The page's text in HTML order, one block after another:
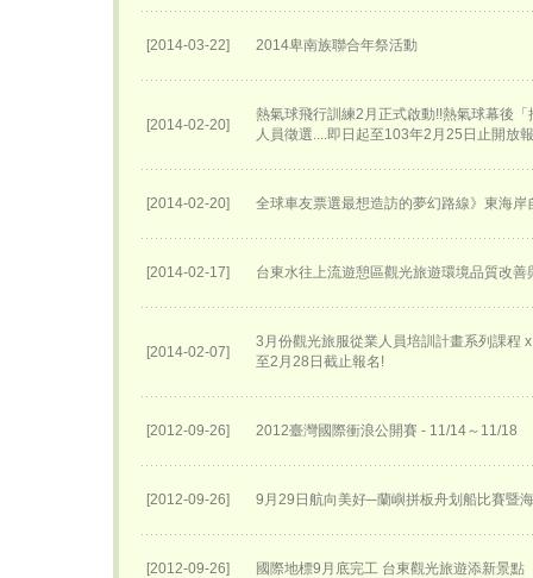
[2014-03-22] 2014卑南族聯合年祭活動
[2014-02-20]
熱氣球飛行訓練2月正式啟動!!熱氣球幕後
人員徵選....即日起至103年2月25日止開放
[2014-02-20] 全球車友票選最想造訪的夢幻路線》東海岸
[2014-02-17] 台東水往上流遊憩區觀光旅遊環境品質改善
[2014-02-07]
3月份觀光旅服從業人員培訓計畫系列課程
至2月28日截止報名!
[2012-09-26] 2012臺灣國際衝浪公開賽 - 11/14～11/18
[2012-09-26] 9月29日航向美好─蘭嶼拼板舟划船比賽暨
[2012-09-26] 國際地標9月底完工 台東觀光旅遊添新景點